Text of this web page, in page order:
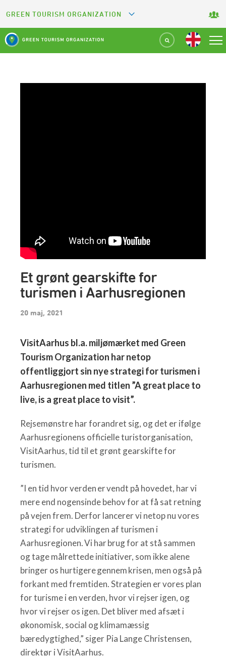
GREEN TOURISM ORGANIZATION
GREEN KEY
GREEN RESTAURANT
Et grønt gearskifte for
turismen i Aarhusregionen
20 maj, 2021
VisitAarhus bl.a. miljømærket med Green
Tourism Organization har netop
offentliggjort sin nye strategi for turismen i
Aarhusregionen med titlen ”A great place to
live, is a great place to visit”.
Rejsemønstre har forandret sig, og det er ifølge
Aarhusregionens officielle turistorganisation,
VisitAarhus, tid til et grønt gearskifte for
turismen.
”I en tid hvor verden er vendt på hovedet, har vi
mere end nogensinde behov for at få sat retning
på vejen frem. Derfor lancerer vi netop nu vores
strategi for udviklingen af turismen i
Aarhusregionen. Vi har brug for at stå sammen
og tage målrettede initiativer, som ikke alene
bringer os hurtigere gennem krisen, men også på
forkant med fremtiden. Strategien er vores plan
for turisme i en verden, hvor vi rejser igen, og
hvor vi rejser os igen. Det bliver med afsæt i
økonomisk, social og klimamæssig
bæredygtighed,” siger Pia Lange Christensen,
direktør i VisitAarhus.